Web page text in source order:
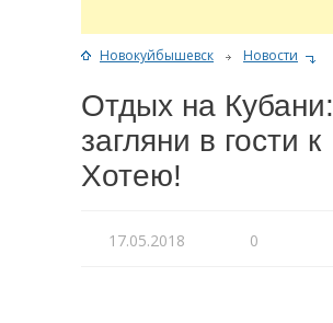
Новокуйбышевск Новости
Отдых на Кубани:
загляни в гости к
Хотею!
17.05.2018 0